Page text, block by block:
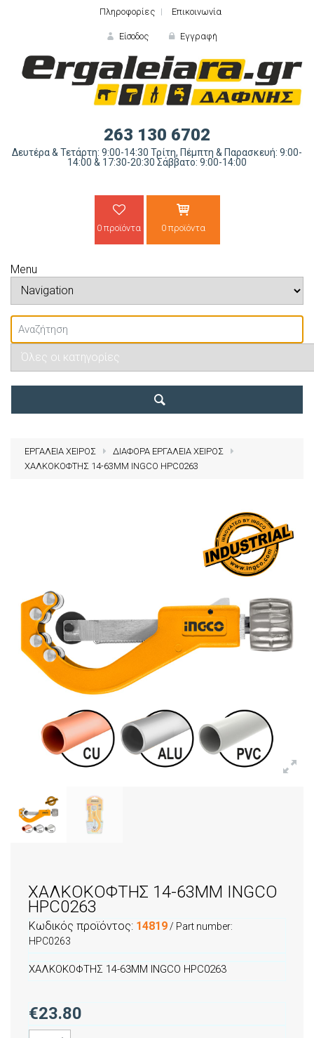
Πληροφορίες Επικοινωνία
Είσοδος
ΕΙΣΟΔΟΣ
Εγγραφή
263 130 6702
Δευτέρα & Τετάρτη: 9:00-14:30 Τρίτη, Πέμπτη & Παρασκευή: 9:00-
14:00 & 17:30-20:30 Σάββατο: 9:00-14:00
0 προϊόντα 0 προϊόντα
Menu
ΕΡΓΑΛΕΙΑ ΧΕΙΡΟΣ
ΔΙΑΦΟΡΑ ΕΡΓΑΛΕΙΑ ΧΕΙΡΟΣ
ΧΑΛΚΟΚΟΦΤΗΣ 14-63MM INGCO HPC0263
ΧΑΛΚΟΚΟΦΤΗΣ 14-63MM INGCO
HPC0263
Κωδικός προϊόντος: 14819 / Part number:
HPC0263
ΧΑΛΚΟΚΟΦΤΗΣ 14-63MM INGCO HPC0263
€23.80